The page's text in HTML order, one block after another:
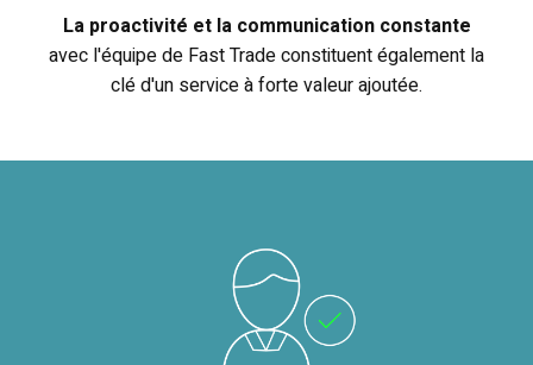
La proactivité et la communication constante
avec l'équipe de Fast Trade constituent également la
clé d'un service à forte valeur ajoutée.